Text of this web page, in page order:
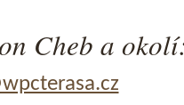
Cheb a